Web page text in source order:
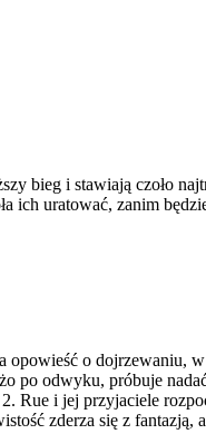
bieg i stawiają czoło
ich uratować, zanim
opowieść o dojrzewaniu,
po odwyku, próbuje
Rue i jej przyjaciele
zderza się z fantazją, a